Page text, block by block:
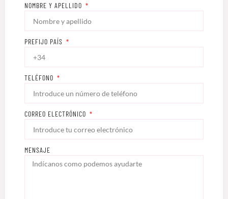
NOMBRE Y APELLIDO
PREFIJO PAÍS
TELÉFONO
CORREO ELECTRÓNICO
MENSAJE